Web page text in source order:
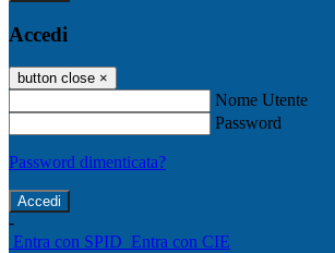
Accedi
button close ×
Nome Utente
Password
Password dimenticata?
-
Entra con SPID Entra con CIE